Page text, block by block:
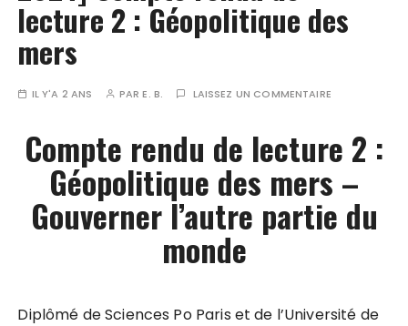
lecture 2 : Géopolitique des
mers
IL Y'A 2 ANS PARE. B. LAISSEZ UN COMMENTAIRE
Compte rendu de lecture 2 :
Géopolitique des mers –
Gouverner l’autre partie du
monde
Diplômé de Sciences Po Paris et de l’Université de